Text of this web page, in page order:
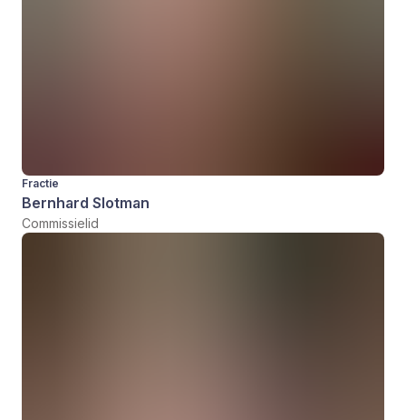
Fractie
Bernhard Slotman
Commissielid